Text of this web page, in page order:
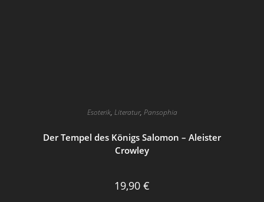
Esoterik, Literatur, Pansophia
Der Tempel des Königs Salomon – Aleister
Crowley
19,90 €